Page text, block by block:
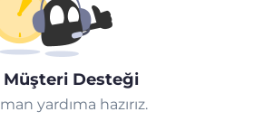
Müşteri Desteği
yardıma hazırız.